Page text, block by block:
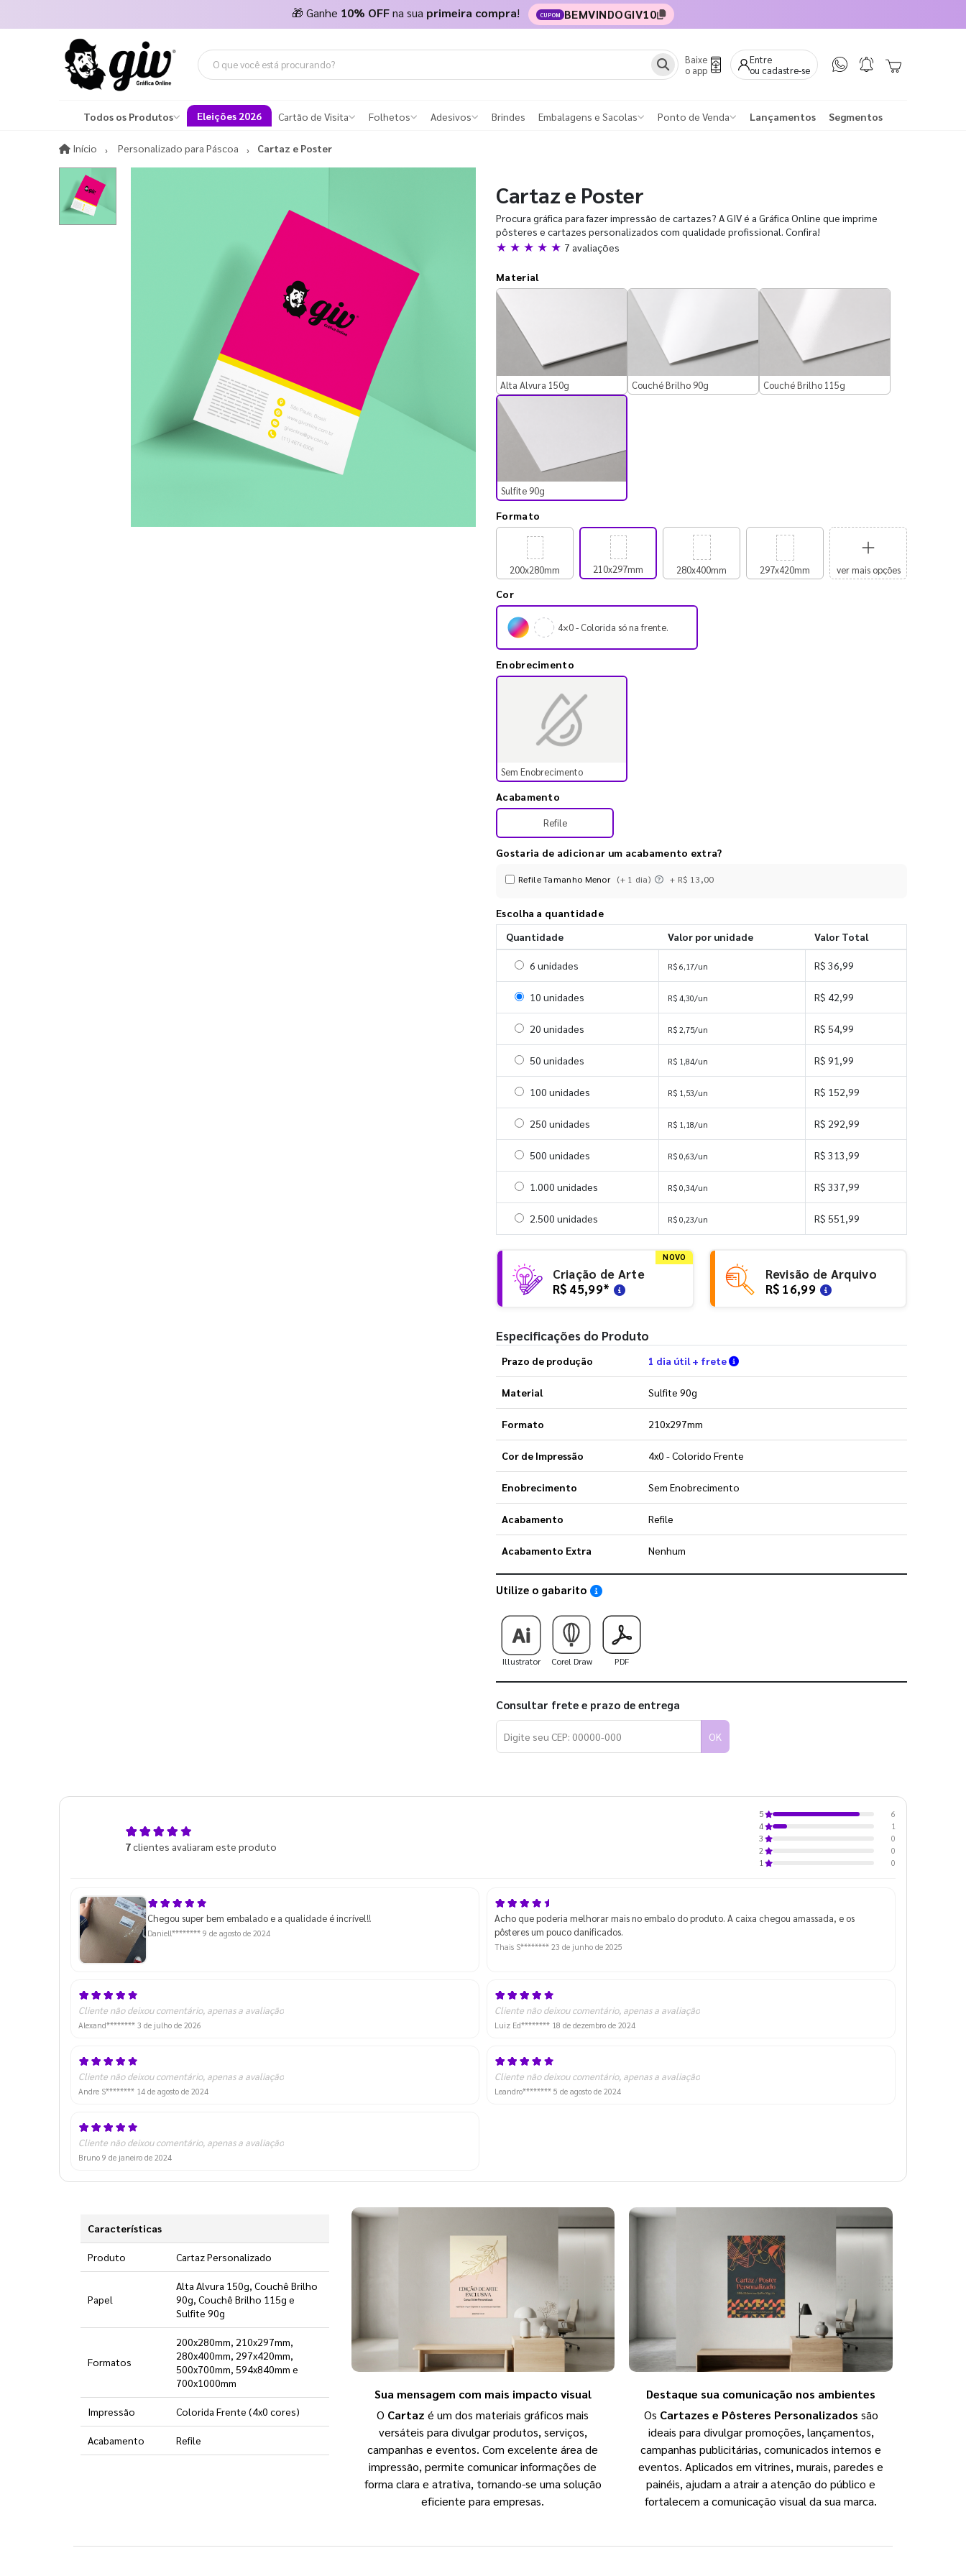
🎁 Ganhe 10% OFFna sua primeira compra! CUPOM BEMVINDOGIV10
Baixe
o app
Entre
ou cadastre-se
Todos os Produtos Eleições 2026 Cartão de Visita Folhetos Adesivos Brindes Embalagens e Sacolas Ponto de Venda Lançamentos Segmentos
Início InícioPersonalizado para Páscoa​ Cartaz e Poster
Cartaz e Poster
Procura gráfica para fazer impressão de cartazes? A GIV é a Gráfica Online que imprime
pôsteres e cartazes personalizados com qualidade profissional. Confira!
★ ★ ★ ★ ★ 7 avaliações
Material
Alta Alvura 150g Couché Brilho 90g Couché Brilho 115g
Sulfite 90g
Formato
200x280mm 210x297mm 280x400mm 297x420mm ver mais opções
Cor
4×0 - Colorida só na frente.
Enobrecimento
Sem Enobrecimento
Acabamento
Refile
Gostaria de adicionar um acabamento extra?
Refile Tamanho Menor (+ 1 dia) + R$ 13,00
Escolha a quantidade
Quantidade
Valor por unidade Valor Total
Selecionar 6 unidades
6 unidades R$ 6,17/un R$ 36,99
Selecionar 10 unidades
10 unidades R$ 4,30/un R$ 42,99
Selecionar 20 unidades
20 unidades R$ 2,75/un R$ 54,99
Selecionar 50 unidades
50 unidades R$ 1,84/un R$ 91,99
Selecionar 100 unidades
100 unidades R$ 1,53/un R$ 152,99
Selecionar 250 unidades
250 unidades R$ 1,18/un R$ 292,99
Selecionar 500 unidades
500 unidades R$ 0,63/un R$ 313,99
Selecionar 1000 unidades
1.000 unidades R$ 0,34/un R$ 337,99
Selecionar 2500 unidades
2.500 unidades R$ 0,23/un R$ 551,99
NOVO
Criação de Arte
R$ 45,99*
Revisão de Arquivo
R$ 16,99
Especificações do Produto
Prazo de produção 1 dia útil + frete Verifique as condições de entrega
Material Sulfite 90g
Formato 210x297mm
Cor de Impressão 4x0 - Colorido Frente
Enobrecimento Sem Enobrecimento
Acabamento Refile
Acabamento Extra Nenhum
Utilize o gabarito Saiba como utilizar os nossos gabaritos
Illustrator Corel Draw PDF
Consultar frete e prazo de entrega
OK
7clientes avaliaram este produto
5
6
4
1
3
0
2
0
1
0
Chegou super bem embalado e a qualidade é incrível!!
Daniell******** 9 de agosto de 2024
Acho que poderia melhorar mais no embalo do produto. A caixa chegou amassada, e os
pôsteres um pouco danificados.
Thais S******** 23 de junho de 2025
Cliente não deixou comentário, apenas a avaliação
Alexand******** 3 de julho de 2026
Cliente não deixou comentário, apenas a avaliação
Luiz Ed******** 18 de dezembro de 2024
Cliente não deixou comentário, apenas a avaliação
Andre S******** 14 de agosto de 2024
Cliente não deixou comentário, apenas a avaliação
Leandro******** 5 de agosto de 2024
Cliente não deixou comentário, apenas a avaliação
Bruno 9 de janeiro de 2024
Características
Produto Cartaz Personalizado
Papel
Alta Alvura 150g, Couchê Brilho
90g, Couchê Brilho 115g e
Sulfite 90g
Formatos
200x280mm, 210x297mm,
280x400mm, 297x420mm,
500x700mm, 594x840mm e
700x1000mm
Impressão Colorida Frente (4x0 cores)
Acabamento Refile
Sua mensagem com mais impacto visual
O Cartazé um dos materiais gráficos mais
versáteis para divulgar produtos, serviços,
campanhas e eventos. Com excelente área de
impressão, permite comunicar informações de
forma clara e atrativa, tornando-se uma solução
eficiente para empresas.
Destaque sua comunicação nos ambientes
Os Cartazes e Pôsteres Personalizados são
ideais para divulgar promoções, lançamentos,
campanhas publicitárias, comunicados internos e
eventos. Aplicados em vitrines, murais, paredes e
painéis, ajudam a atrair a atenção do público e
fortalecem a comunicação visual da sua marca.